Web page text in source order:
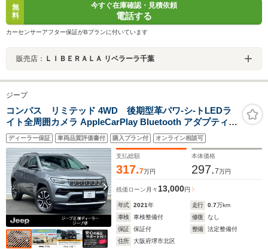
無
料
今すぐ在庫確認・見積依頼
電話する
カーセンサーアフター保証がBプランに付いています
販売店： ＬＩＢＥＲＡＬＡ リベラーラ千葉
ジープ
コンパス リミテッド 4WD 後期型革パワ-シ-トLEDラ
イト全周囲カメラ AppleCarPlay Bluetooth アダプティブ
クル-ズコントロ-ル ステアリングヒ-タ- シ-トヒ-タ- 盗難
防止装置 レ-ンキ-プアシスト Fカメラ Sカメラ Bカメラ
ETC 認定中古車保証
ディーラー保証 車両品質評価書付 購入プラン付 オンライン相談可
支払総額
317.7万円
本体価格
297.7万円
残価ローン 月々 13,000円
年式 2021年 走行 0.7万km
車検
車検整備付 修復
なし
保証
保証付 整備
法定整備付
住所
大阪府堺市北区